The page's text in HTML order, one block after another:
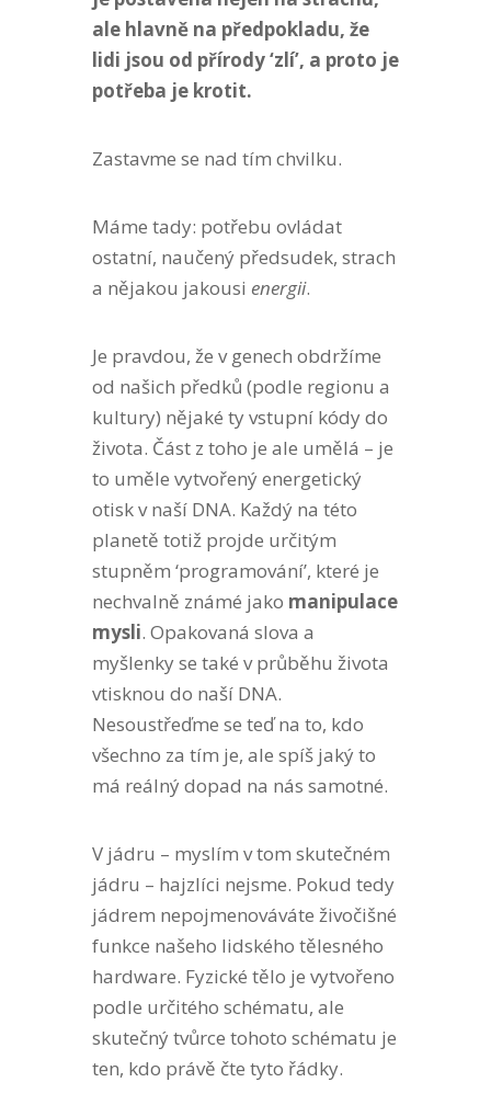
ale hlavně na předpokladu, že
lidi jsou od přírody ‘zlí’, a proto je
potřeba je krotit.
Zastavme se nad tím chvilku.
Máme tady: potřebu ovládat
ostatní, naučený předsudek, strach
a nějakou jakousi energii.
Je pravdou, že v genech obdržíme
od našich předků (podle regionu a
kultury) nějaké ty vstupní kódy do
života. Část z toho je ale umělá – je
to uměle vytvořený energetický
otisk v naší DNA. Každý na této
planetě totiž projde určitým
stupněm ‘programování’, které je
nechvalně známé jako manipulace
mysli. Opakovaná slova a
myšlenky se také v průběhu života
vtisknou do naší DNA.
Nesoustřeďme se teď na to, kdo
všechno za tím je, ale spíš jaký to
má reálný dopad na nás samotné.
V jádru – myslím v tom skutečném
jádru – hajzlíci nejsme. Pokud tedy
jádrem nepojmenováváte živočišné
funkce našeho lidského tělesného
hardware. Fyzické tělo je vytvořeno
podle určitého schématu, ale
skutečný tvůrce tohoto schématu je
ten, kdo právě čte tyto řádky.